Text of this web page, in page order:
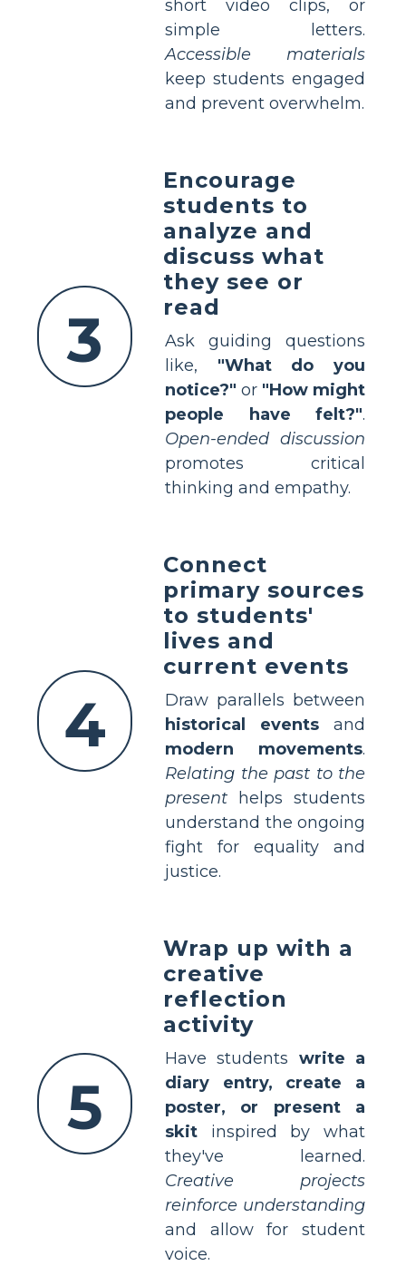
short video clips, or
simple letters.
Accessible materials
keep students engaged
and prevent overwhelm.
3
Encourage
students to
analyze and
discuss what
they see or
read
Ask guiding questions
like, "What do you
notice?" or "How might
people have felt?".
Open-ended discussion
promotes critical
thinking and empathy.
4
Connect
primary sources
to students'
lives and
current events
Draw parallels between
historical events and
modern movements.
Relating the past to the
present helps students
understand the ongoing
fight for equality and
justice.
5
Wrap up with a
creative
reflection
activity
Have students write a
diary entry, create a
poster, or present a
skit inspired by what
they've learned.
Creative projects
reinforce understanding
and allow for student
voice.